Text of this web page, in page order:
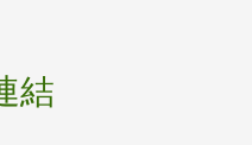
結